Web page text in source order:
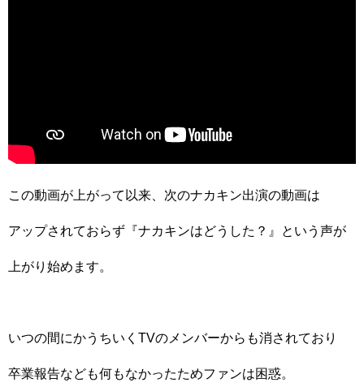
この動画が上がって以来、次のナカキン出演の動画は
アップされておらず『ナカキンはどうした？』という声が
上がり始めます。
いつの間にかうちいくTVのメンバーからも消されており
卒業報告なども何もなかったためファンは困惑。